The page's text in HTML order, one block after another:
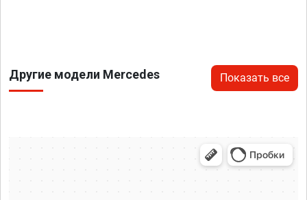
Другие модели Mercedes Показать все